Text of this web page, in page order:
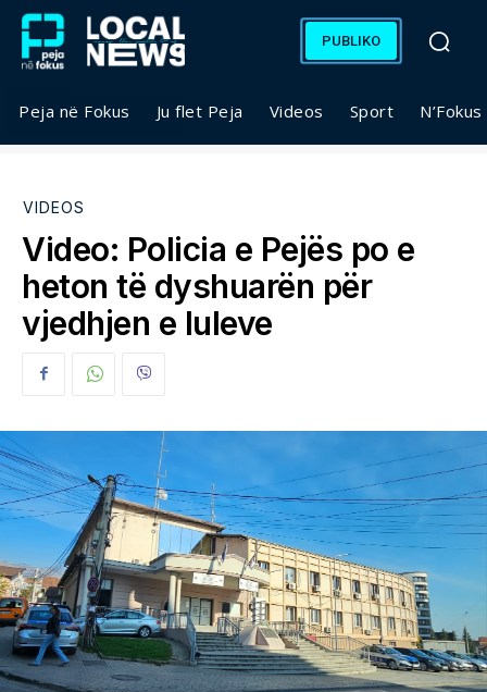
PUBLIKO
Peja në Fokus Ju flet Peja Videos Sport
VIDEOS
Video: Policia e Pejës po e
heton të dyshuarën për
vjedhjen e luleve